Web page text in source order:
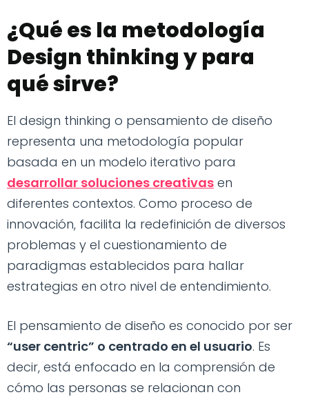
¿Qué es la metodología
Design thinking y para
qué sirve?
El design thinking o pensamiento de diseño
representa una metodología popular
basada en un modelo iterativo para
desarrollar soluciones creativas en
diferentes contextos. Como proceso de
innovación, facilita la redefinición de diversos
problemas y el cuestionamiento de
paradigmas establecidos para hallar
estrategias en otro nivel de entendimiento.
El pensamiento de diseño es conocido por ser
“user centric” o centrado en el usuario. Es
decir, está enfocado en la comprensión de
cómo las personas se relacionan con